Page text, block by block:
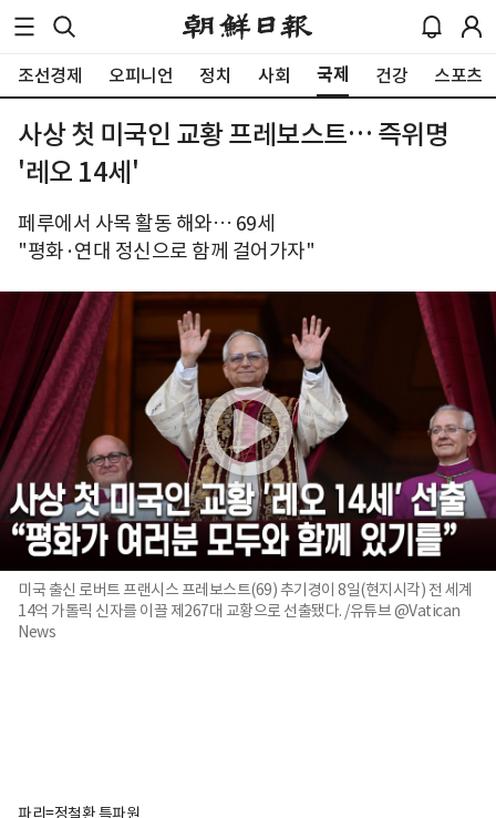
조선경제 오피니언 정치 사회 국제 건강 스포츠
사상 첫 미국인 교황 프레보스트… 즉위명
'레오 14세'
페루에서 사목 활동 해와… 69세
"평화·연대 정신으로 함께 걸어가자"
미국 출신 로버트 프랜시스 프레보스트(69) 추기경이 8일(현지시각) 전 세계
14억 가톨릭 신자를 이끌 제267대 교황으로 선출됐다. /유튜브 @Vatican
News
파리=정철환 특파원